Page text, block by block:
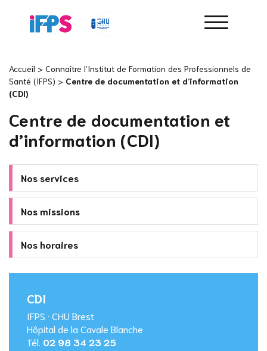
Accueil > Connaître l’Institut de Formation des Professionnels de
Santé (IFPS) > Centre de documentation et d’information
(CDI)
Centre de documentation et
d’information (CDI)
Nos services
Nos missions
Nos horaires
CDI
IFPS · CHU Brest
Hôpital de la Cavale Blanche
Tél. 02 98 34 23 25